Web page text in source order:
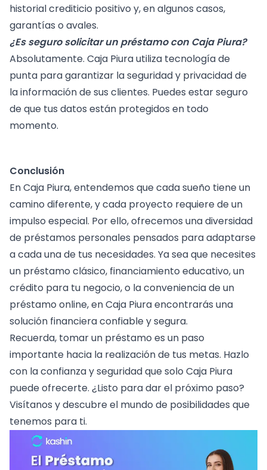
historial crediticio positivo y, en algunos casos,
garantías o avales.
¿Es seguro solicitar un préstamo con Caja Piura?
Absolutamente. Caja Piura utiliza tecnología de
punta para garantizar la seguridad y privacidad de
la información de sus clientes. Puedes estar seguro
de que tus datos están protegidos en todo
momento.
Conclusión
En Caja Piura, entendemos que cada sueño tiene un
camino diferente, y cada proyecto requiere de un
impulso especial. Por ello, ofrecemos una diversidad
de préstamos personales pensados para adaptarse
a cada una de tus necesidades. Ya sea que necesites
un préstamo clásico, financiamiento educativo, un
crédito para tu negocio, o la conveniencia de un
préstamo online, en Caja Piura encontrarás una
solución financiera confiable y segura.
Recuerda, tomar un préstamo es un paso
importante hacia la realización de tus metas. Hazlo
con la confianza y seguridad que solo Caja Piura
puede ofrecerte. ¿Listo para dar el próximo paso?
Visítanos y descubre el mundo de posibilidades que
tenemos para ti.